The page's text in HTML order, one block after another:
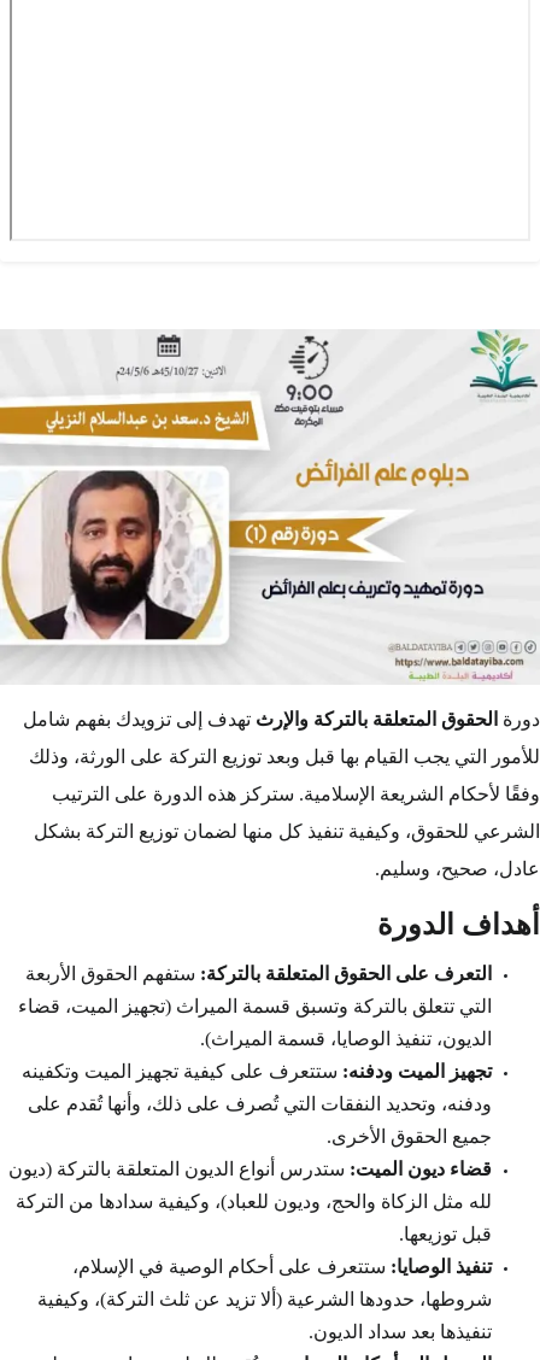
دورة الحقوق المتعلقة بالتركة والإرث تهدف إلى تزويدك بفهم شامل
للأمور التي يجب القيام بها قبل وبعد توزيع التركة على الورثة، وذلك
وفقًا لأحكام الشريعة الإسلامية. ستركز هذه الدورة على الترتيب
الشرعي للحقوق، وكيفية تنفيذ كل منها لضمان توزيع التركة بشكل
عادل، صحيح، وسليم.
أهداف الدورة
التعرف على الحقوق المتعلقة بالتركة: ستفهم الحقوق الأربعة
التي تتعلق بالتركة وتسبق قسمة الميراث (تجهيز الميت، قضاء
الديون، تنفيذ الوصايا، قسمة الميراث).
تجهيز الميت ودفنه: ستتعرف على كيفية تجهيز الميت وتكفينه
ودفنه، وتحديد النفقات التي تُصرف على ذلك، وأنها تُقدم على
جميع الحقوق الأخرى.
قضاء ديون الميت: ستدرس أنواع الديون المتعلقة بالتركة (ديون
لله مثل الزكاة والحج، وديون للعباد)، وكيفية سدادها من التركة
قبل توزيعها.
تنفيذ الوصايا: ستتعرف على أحكام الوصية في الإسلام،
شروطها، حدودها الشرعية (ألا تزيد عن ثلث التركة)، وكيفية
تنفيذها بعد سداد الديون.